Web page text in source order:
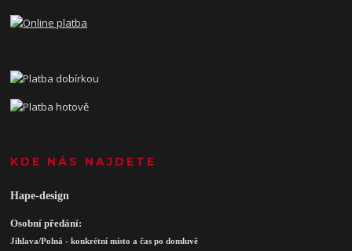
KDE NÁS NAJDETE
Hape-design
Osobní předání:
Jihlava/Polná - konkrétní místo a čas po domluvě